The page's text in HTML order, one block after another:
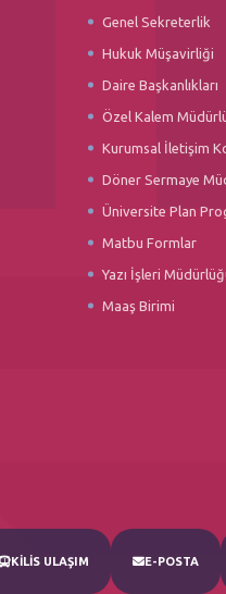
KİLİS ULAŞIM E-POSTA
Genel Sekreterlik
Hukuk Müşavirliği
Daire Başkanlıkları
Özel Kalem
Kurumsal İletişim
Döner Sermaye
Üniversite Plan
Matbu Formlar
Yazı İşleri
Maaş Birimi